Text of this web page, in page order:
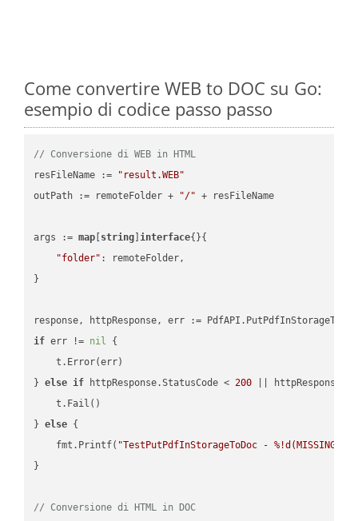
Come convertire WEB to DOC su Go:
esempio di codice passo passo
// Conversione di WEB in HTML
resFileName :=
"result.WEB"
outPath := remoteFolder +
"/" + resFileName
args := map string ]interface{}{
"folder" : remoteFolder,
}
if err != nil {
    t.Error(err)
} else if httpResponse.StatusCode < 200 ||
    t.Fail()
} else {
    fmt.Printf(
"TestPutPdfInStorageToDoc - %!d(MISSING)\n"
}
// Conversione di HTML in DOC